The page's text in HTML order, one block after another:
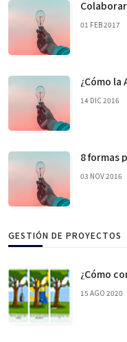
01 FEB 2017
¿Cómo
14 DIC 2016
8 formas
03 NOV 2016
GESTIÓN DE PROYECTOS
¿Cómo
15 AGO 2020